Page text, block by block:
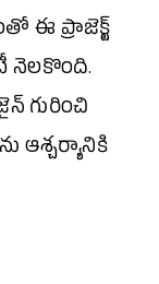
ఈ ప్రాజెక్ట్
నెలకొంది.
గురించి
ఆశ్చర్యానికి